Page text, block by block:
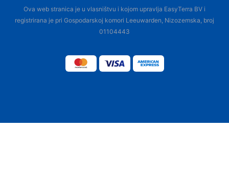
Ova web stranica je u vlasništvu i kojom upravlja EasyTerra BV i
registrirana je pri Gospodarskoj komori Leeuwarden, Nizozemska, broj
01104443